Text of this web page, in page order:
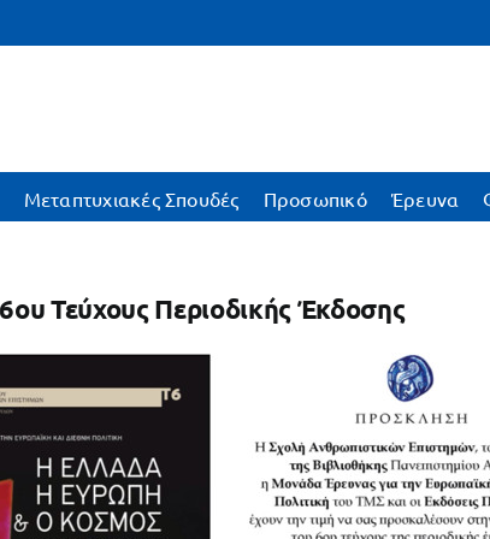
Μεταπτυχιακές Σπουδές Προσωπικό Έρευνα
Τεύχους Περιοδικής Έκδοσης